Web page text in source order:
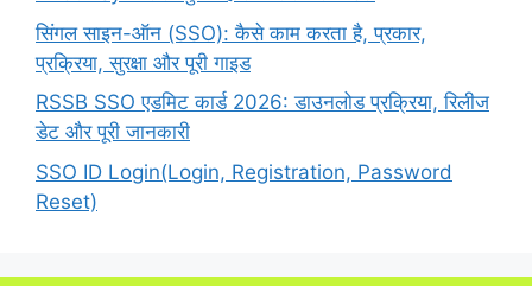
सिंगल साइन-ऑन (SSO): कैसे काम करता है, प्रकार,
प्रक्रिया, सुरक्षा और पूरी गाइड
RSSB SSO एडमिट कार्ड 2026: डाउनलोड प्रक्रिया, रिलीज
डेट और पूरी जानकारी
SSO ID Login(Login, Registration, Password
Reset)